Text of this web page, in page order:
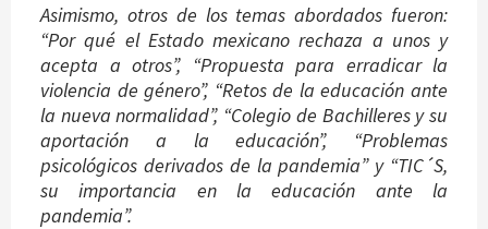
Asimismo, otros de los temas abordados fueron:
“Por qué el Estado mexicano rechaza a unos y
acepta a otros”, “Propuesta para erradicar la
violencia de género”, “Retos de la educación ante
la nueva normalidad”, “Colegio de Bachilleres y su
aportación a la educación”, “Problemas
psicológicos derivados de la pandemia” y “TIC´S,
su importancia en la educación ante la
pandemia”.